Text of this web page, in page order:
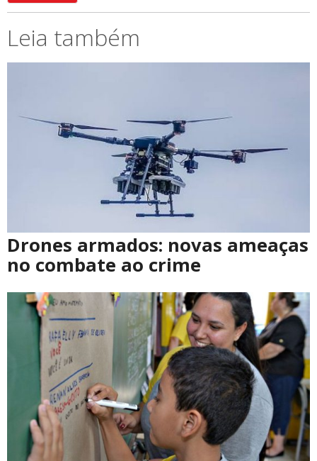
Leia também
Drones armados: novas ameaças
no combate ao crime